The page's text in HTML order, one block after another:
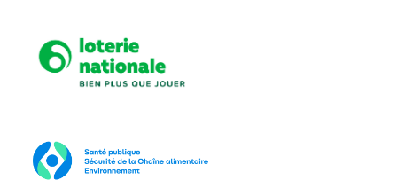
Loterie Nationale